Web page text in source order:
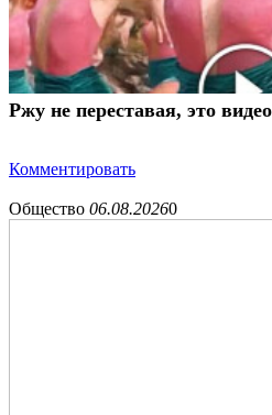
Ржу не переставая, это
Комментировать
Общество 06.08.20260